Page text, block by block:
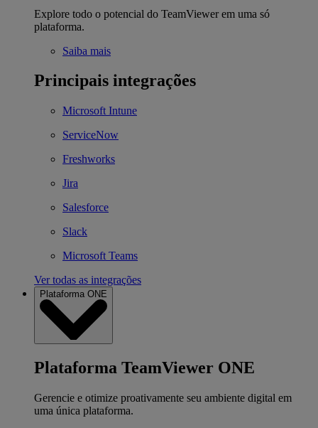
Explore todo o potencial do TeamViewer em uma só
plataforma.
Saiba mais
Principais integrações
Microsoft Intune
ServiceNow
Freshworks
Jira
Salesforce
Slack
Microsoft Teams
Ver todas as integrações
Plataforma ONE
Plataforma TeamViewer ONE
Gerencie e otimize proativamente seu ambiente digital em
uma única plataforma.